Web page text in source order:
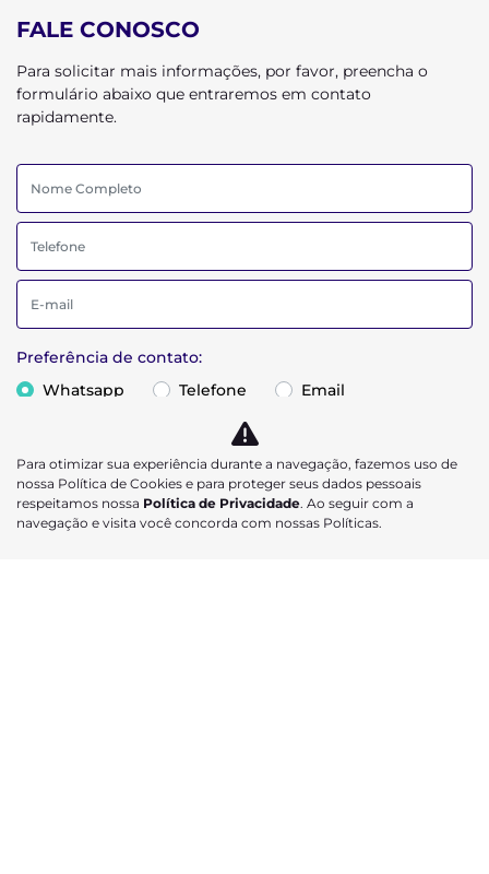
FALE CONOSCO
Para solicitar mais informações, por favor, preencha o
formulário abaixo que entraremos em contato
rapidamente.
Preferência de contato:
Whatsapp
Telefone Email
Li e aceito aPolítica de Privacidade e concordo em receber
Para otimizar sua experiência durante a navegação, fazemos uso de
nossa Política de Cookies e para proteger seus dados pessoais
respeitamos nossa Política de Privacidade. Ao seguir com a
navegação e visita você concorda com nossas Políticas.